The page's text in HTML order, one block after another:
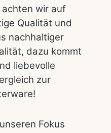
achten wir auf
Qualität und
nachhaltiger
dazu kommt
liebevolle
zur
Fokus